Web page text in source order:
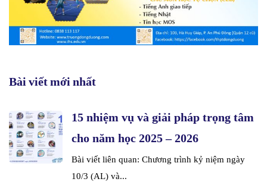
Bài viết mới nhất
15 nhiệm vụ và giải pháp trọng tâm
cho năm học 2025 – 2026
Bài viết liên quan: Chương trình kỷ niệm ngày
10/3 (AL) và...